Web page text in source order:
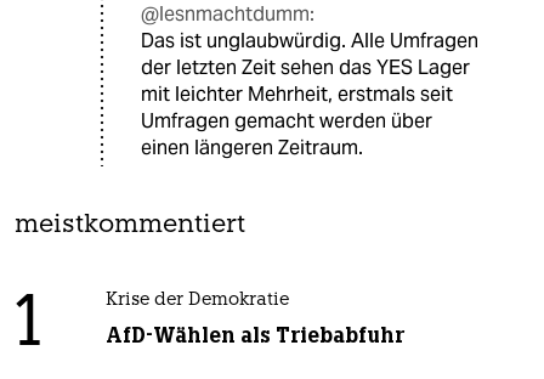
@lesnmachtdumm:
Das ist unglaubwürdig. Alle Umfragen
der letzten Zeit sehen das YES Lager
mit leichter Mehrheit, erstmals seit
Umfragen gemacht werden über
einen längeren Zeitraum.
meistkommentiert
1 Krise der Demokratie
AfD-Wählen als Triebabfuhr